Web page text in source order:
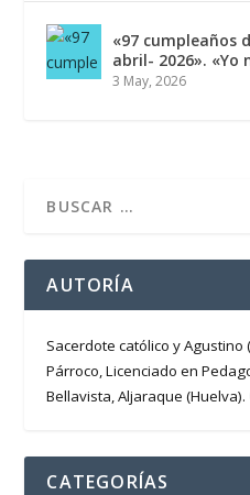
«97 cumpleaños
abril- 2026». «Yo
3 May, 2026
AUTORÍA
Sacerdote católico y Agustino
Párroco, Licenciado en
Bellavista, Aljaraque (Huelva).
CATEGORÍAS